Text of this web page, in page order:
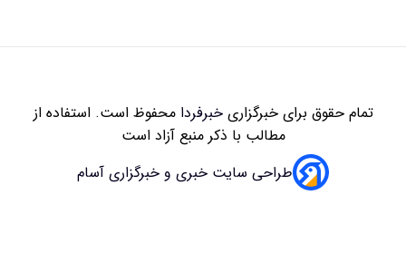
تمام حقوق برای خبرگزاریخبرفردامحفوظ است. استفاده از
مطالب با ذکر منبع آزاد است
طراحی سایت خبری و خبرگزاری آسام